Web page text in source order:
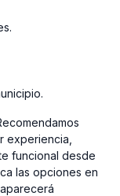
experiencia,
funcional desde
las opciones en